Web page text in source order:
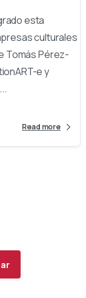
esta
culturales
Tomás Pérez-
e y
Read more